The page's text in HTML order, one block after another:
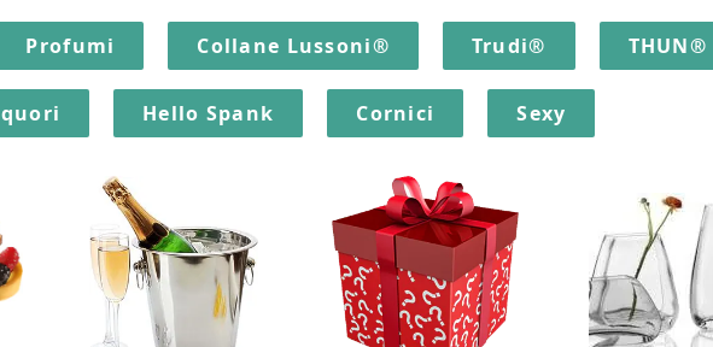
Profumi Collane Lussoni® Trudi® THUN®
Hello Spank Cornici Sexy